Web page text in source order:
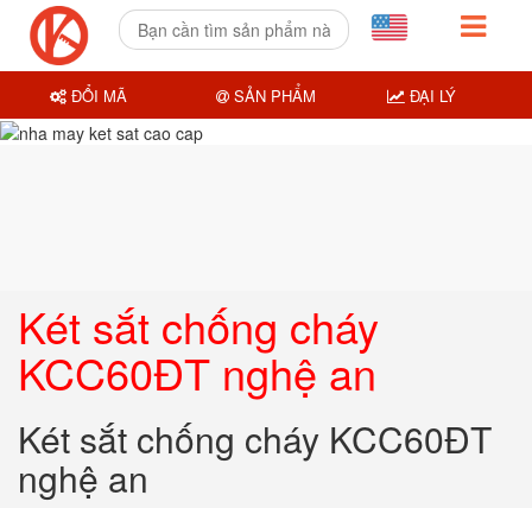
Két sắt chống cháy
KCC60ĐT nghệ an
Két sắt chống cháy KCC60ĐT
nghệ an
ĐỔI MÃ SẢN PHẨM ĐẠI LÝ